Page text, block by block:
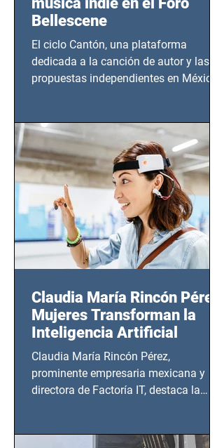
Bellescene
El ciclo Cantón, una plataforma
dedicada a la canción de autor y las
propuestas independientes en México,
CDMX), todos los miércoles a partir del
14 de agosto al 25 de septiembre, a las
20:00 horas.
Claudia María Rincón Pérez:
Mujeres Transforman la
Inteligencia Artificial
Claudia María Rincón Pérez,
prominente empresaria mexicana y
directora de Factoría IT, destaca la